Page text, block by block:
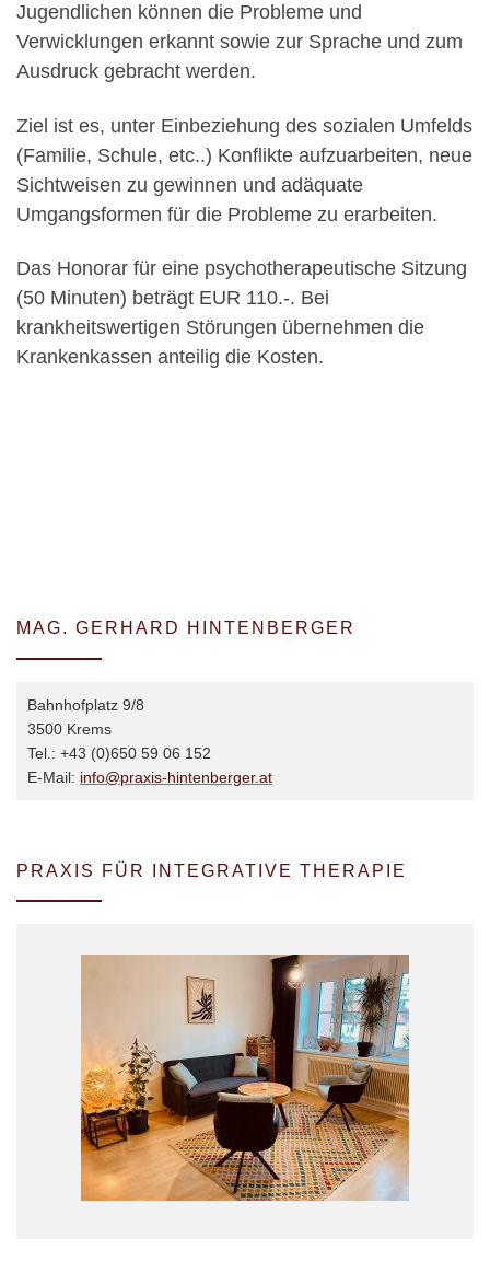
Jugendlichen können die Probleme und
Verwicklungen erkannt sowie zur Sprache und zum
Ausdruck gebracht werden.
Ziel ist es, unter Einbeziehung des sozialen Umfelds
(Familie, Schule, etc..) Konflikte aufzuarbeiten, neue
Sichtweisen zu gewinnen und adäquate
Umgangsformen für die Probleme zu erarbeiten.
Das Honorar für eine psychotherapeutische Sitzung
(50 Minuten) beträgt EUR 110.-. Bei
krankheitswertigen Störungen übernehmen die
Krankenkassen anteilig die Kosten.
MAG. GERHARD HINTENBERGER
Bahnhofplatz 9/8
3500 Krems
Tel.: +43 (0)650 59 06 152
E-Mail: info@praxis-hintenberger.at
PRAXIS FÜR INTEGRATIVE THERAPIE